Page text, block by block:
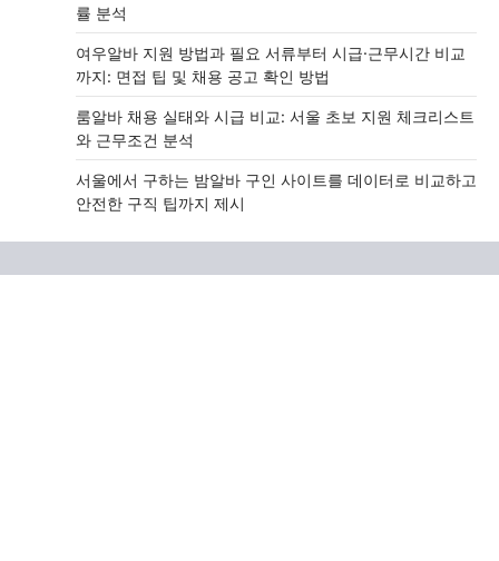
률 분석
여우알바 지원 방법과 필요 서류부터 시급·근무시간 비교
까지: 면접 팁 및 채용 공고 확인 방법
룸알바 채용 실태와 시급 비교: 서울 초보 지원 체크리스트
와 근무조건 분석
서울에서 구하는 밤알바 구인 사이트를 데이터로 비교하고
안전한 구직 팁까지 제시